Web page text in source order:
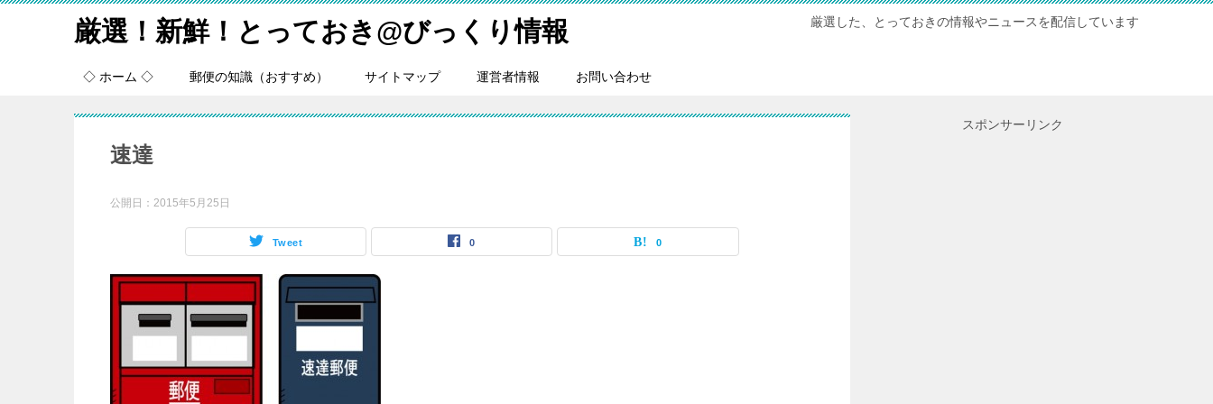
厳選！新鮮！とっておき@びっくり情報 厳選した、とっておきの情報やニュースを配信しています
◇ ホーム ◇ 郵便の知識（おすすめ） サイトマップ 運営者情報 お問い合わせ
速達
公開日： 2015年5月25日
Tweet 0 0
スポンサーリンク